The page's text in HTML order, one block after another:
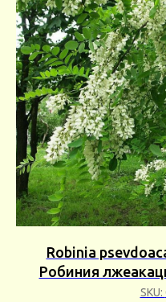
Robinia
Робиния
SKU: